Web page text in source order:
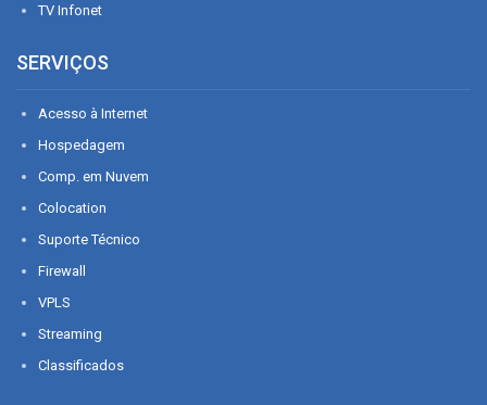
TV Infonet
SERVIÇOS
Acesso à Internet
Hospedagem
Comp. em Nuvem
Colocation
Suporte Técnico
Firewall
VPLS
Streaming
Classificados